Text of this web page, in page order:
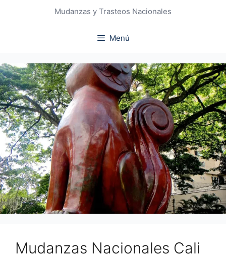
Mudanzas y Trasteos Nacionales
Menú
Mudanzas Nacionales Cali